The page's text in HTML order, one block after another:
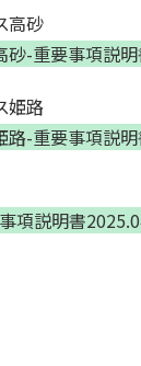
高砂
砂-重要事項説
姫路
路-重要事項説
項説明書